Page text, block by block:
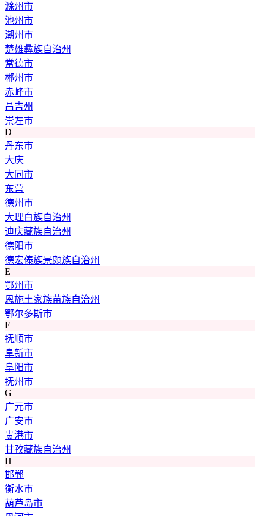
滁州市
池州市
潮州市
楚雄彝族自治州
常德市
郴州市
赤峰市
昌吉州
崇左市
D
丹东市
大庆
大同市
东营
德州市
大理白族自治州
迪庆藏族自治州
德阳市
德宏傣族景颇族自治州
E
鄂州市
恩施土家族苗族自治州
鄂尔多斯市
F
抚顺市
阜新市
阜阳市
抚州市
G
广元市
广安市
贵港市
甘孜藏族自治州
H
邯郸
衡水市
葫芦岛市